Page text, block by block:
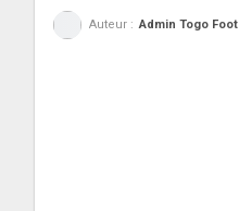
Auteur : Admin Togo Foot